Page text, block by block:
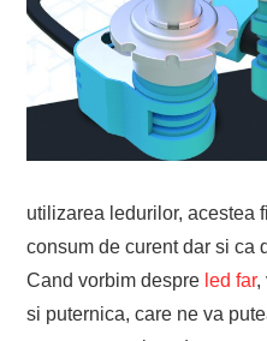
utilizarea ledurilor, acestea
consum de curent dar si ca
Cand vorbim despre led far,
si puternica, care ne va